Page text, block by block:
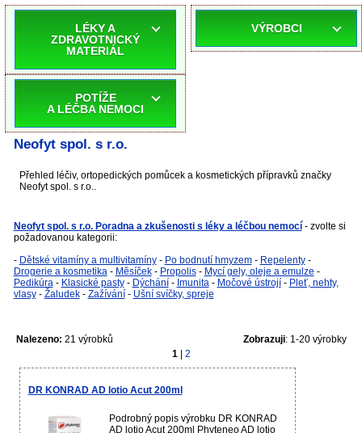
LÉKY A
ZDRAVOTNICKÝ
MATERIÁL
POTÍŽE
A LÉČBA NEMOCI
VÝROBCI
Neofyt spol. s r.o.
Přehled léčiv, ortopedických pomůcek a kosmetických přípravků značky
Neofyt spol. s r.o..
Neofyt spol. s r.o. Poradna a zkušenosti s léky a léčbou nemocí - zvolte si
požadovanou kategorii:
- Dětské vitamíny a multivitamíny- Po bodnutí hmyzem- Repelenty-
Drogerie a kosmetika- Měsíček- Propolis- Mycí gely, oleje a emulze -
Pedikúra- Klasické pasty- Dýchání- Imunita- Močové ústrojí- Pleť, nehty,
vlasy- Žaludek- Zažívání- Ušní svíčky, spreje
Nalezeno: 21 výrobků Zobrazuji: 1-20 výrobky
1
2
DR KONRAD AD lotio Acut 200ml
Podrobný popis výrobku DR KONRAD
AD lotio Acut 200ml Phyteneo AD lotio